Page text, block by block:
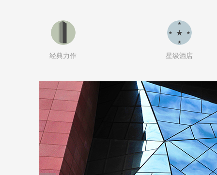
经典力作 星级酒店